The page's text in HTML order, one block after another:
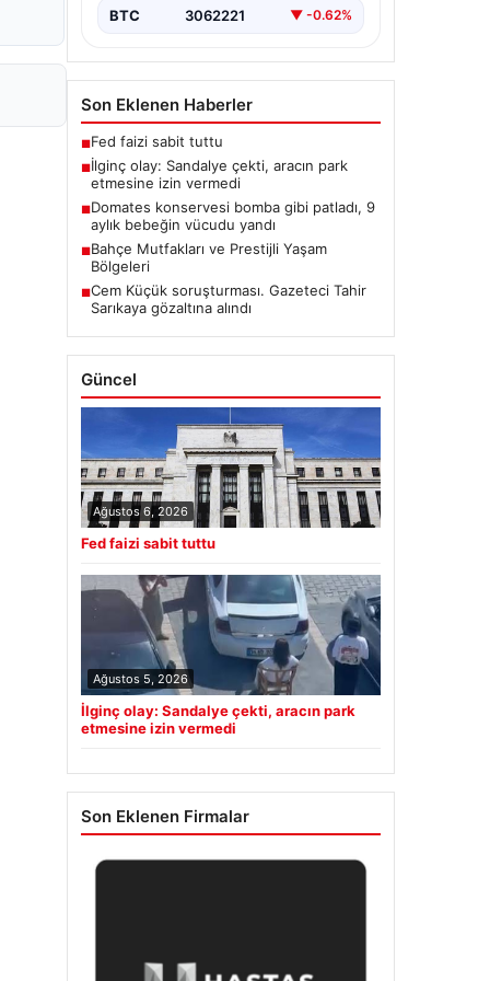
BTC 3062221 ▼ -0.62%
Son Eklenen Haberler
■Fed faizi sabit tuttu
■İlginç olay: Sandalye çekti, aracın park
etmesine izin vermedi
■Domates konservesi bomba gibi patladı, 9
aylık bebeğin vücudu yandı
■Bahçe Mutfakları ve Prestijli Yaşam
Bölgeleri
■Cem Küçük soruşturması. Gazeteci Tahir
Sarıkaya gözaltına alındı
Güncel
Ağustos 6, 2026
Fed faizi sabit tuttu
Ağustos 5, 2026
İlginç olay: Sandalye çekti, aracın park
etmesine izin vermedi
Son Eklenen Firmalar